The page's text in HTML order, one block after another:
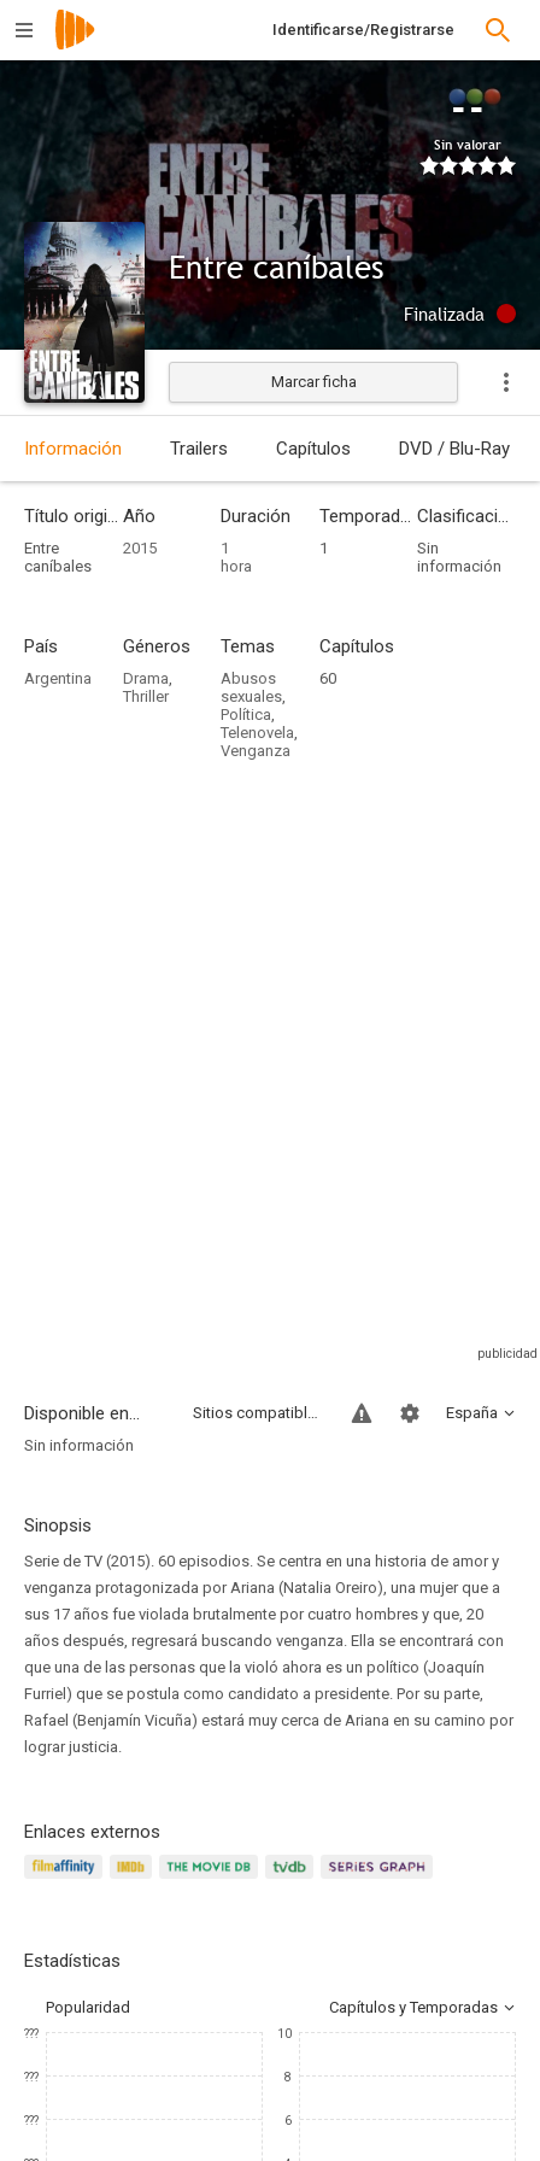
Identificarse/Registrarse
--
Sin valorar
Entre caníbales
Finalizada
Marcar ficha
Información Trailers Capítulos DVD / Blu-Ray
Título original
Entre
caníbales
Año
2015
Duración
1
hora
Temporadas
1
Clasificación por edades
Sin
información
País
Argentina
Géneros
Drama,
Thriller
Temas
Abusos
sexuales,
Política,
Telenovela,
Venganza
Capítulos
60
Disponible en... España
Sitios compatibles
Sin información
Sinopsis
Serie de TV (2015). 60 episodios. Se centra en una historia de amor y
venganza protagonizada por Ariana (Natalia Oreiro), una mujer que a
sus 17 años fue violada brutalmente por cuatro hombres y que, 20
años después, regresará buscando venganza. Ella se encontrará con
que una de las personas que la violó ahora es un político (Joaquín
Furriel) que se postula como candidato a presidente. Por su parte,
Rafael (Benjamín Vicuña) estará muy cerca de Ariana en su camino por
lograr justicia.
Enlaces externos
Estadísticas
Popularidad Capítulos y Temporadas
???
???
???
10
8
6